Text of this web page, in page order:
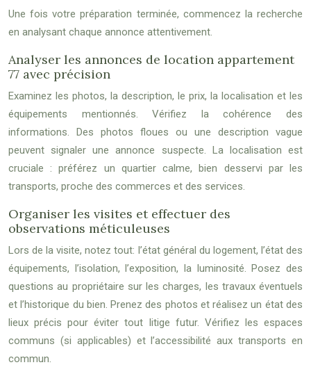
Une fois votre préparation terminée, commencez la recherche
en analysant chaque annonce attentivement.
Analyser les annonces de location appartement
77 avec précision
Examinez les photos, la description, le prix, la localisation et les
équipements mentionnés. Vérifiez la cohérence des
informations. Des photos floues ou une description vague
peuvent signaler une annonce suspecte. La localisation est
cruciale : préférez un quartier calme, bien desservi par les
transports, proche des commerces et des services.
Organiser les visites et effectuer des
observations méticuleuses
Lors de la visite, notez tout: l’état général du logement, l’état des
équipements, l’isolation, l’exposition, la luminosité. Posez des
questions au propriétaire sur les charges, les travaux éventuels
et l’historique du bien. Prenez des photos et réalisez un état des
lieux précis pour éviter tout litige futur. Vérifiez les espaces
communs (si applicables) et l’accessibilité aux transports en
commun.